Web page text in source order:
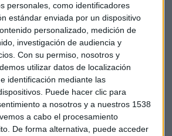
personales, como identificadores
estándar enviada por un dispositivo
personalizado, medición de
investigación de audiencia y
Con su permiso, nosotros y
utilizar datos de localización
identificación mediante las
Puede hacer clic para
a nosotros y a nuestros 1538
a cabo el procesamiento
De forma alternativa, puede acceder
Máximos Históricos
revela que muchas instituciones
los niveles máximos alcanzados
2007, que marcó el techo anterior
europeo.
sugiere una solidez fundamental en el
las fluctuaciones del mercado a corto